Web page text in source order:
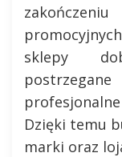
sklepy
Dzięki temu
marki oraz